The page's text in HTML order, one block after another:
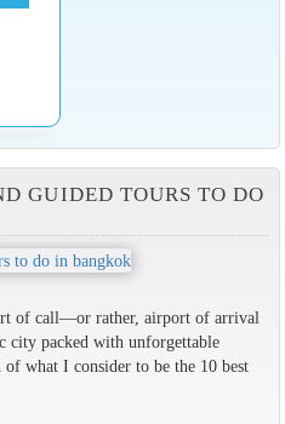
GUIDED TOURS TO DO
of call—or rather, airport of arrival
packed with unforgettable
what I consider to be the 10 best